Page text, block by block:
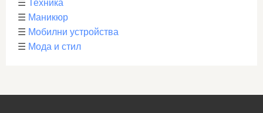
☰ Техника
☰ Маникюр
☰ Мобилни устройства
☰ Мода и стил